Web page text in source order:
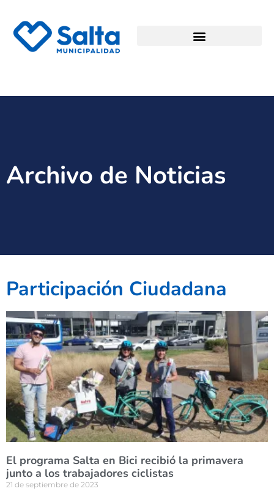
Archivo de Noticias
Participación Ciudadana
El programa Salta en Bici recibió la primavera
junto a los trabajadores ciclistas
21 de septiembre de 2023